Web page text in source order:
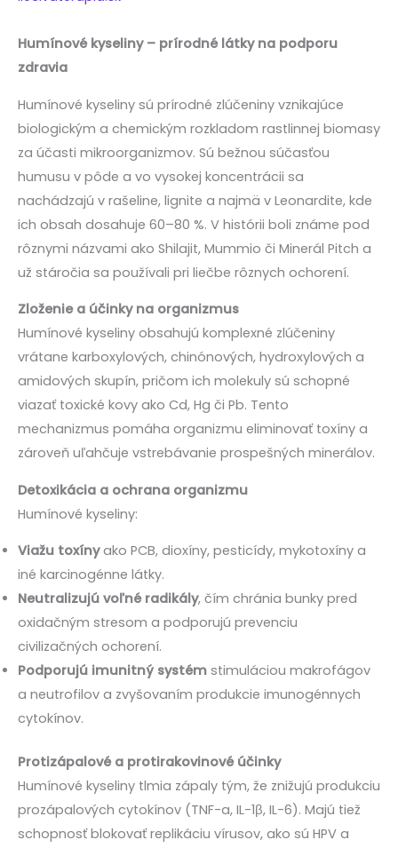
Humínové kyseliny – prírodné látky na podporu
zdravia
Humínové kyseliny sú prírodné zlúčeniny vznikajúce
biologickým a chemickým rozkladom rastlinnej biomasy
za účasti mikroorganizmov. Sú bežnou súčasťou
humusu v pôde a vo vysokej koncentrácii sa
nachádzajú v rašeline, lignite a najmä v Leonardite, kde
ich obsah dosahuje 60–80 %. V histórii boli známe pod
rôznymi názvami ako Shilajit, Mummio či Minerál Pitch a
už stáročia sa používali pri liečbe rôznych ochorení.
Zloženie a účinky na organizmus
Humínové kyseliny obsahujú komplexné zlúčeniny
vrátane karboxylových, chinónových, hydroxylových a
amidových skupín, pričom ich molekuly sú schopné
viazať toxické kovy ako Cd, Hg či Pb. Tento
mechanizmus pomáha organizmu eliminovať toxíny a
zároveň uľahčuje vstrebávanie prospešných minerálov.
Detoxikácia a ochrana organizmu
Humínové kyseliny:
Viažu toxínyako PCB, dioxíny, pesticídy, mykotoxíny a
iné karcinogénne látky.
Neutralizujú voľné radikály, čím chránia bunky pred
oxidačným stresom a podporujú prevenciu
civilizačných ochorení.
Podporujú imunitný systém stimuláciou makrofágov
a neutrofilov a zvyšovaním produkcie imunogénnych
cytokínov.
Protizápalové a protirakovinové účinky
Humínové kyseliny tlmia zápaly tým, že znižujú produkciu
prozápalových cytokínov (TNF-a, IL-1β, IL-6). Majú tiež
schopnosť blokovať replikáciu vírusov, ako sú HPV a